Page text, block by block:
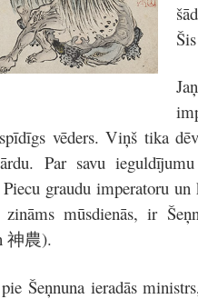
vēders. Viņš tika
Par savu
graudu imperatoru
mūsdienās, ir
神農).
Šeņnuna ieradās